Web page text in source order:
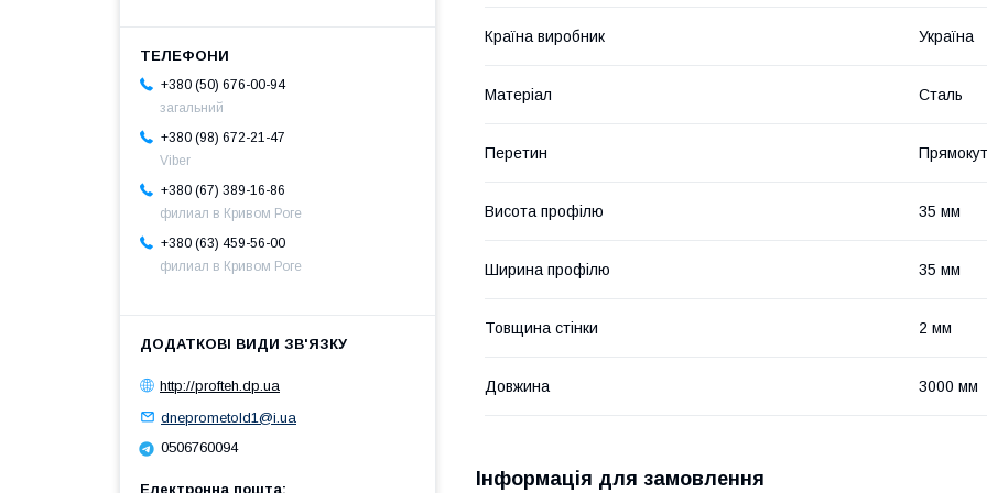
Країна виробник Україна
Матеріал Сталь
Перетин
Висота профілю 35 мм
Ширина профілю 35 мм
Товщина стінки 2 мм
Довжина 3000 мм
Інформація для замовлення
+380 (50) 676-00-94
загальний
+380 (98) 672-21-47
Viber
+380 (67) 389-16-86
филиал в Кривом Роге
+380 (63) 459-56-00
филиал в Кривом Роге
http://profteh.dp.ua
dneprometold1@i.ua
0506760094
Електронна пошта